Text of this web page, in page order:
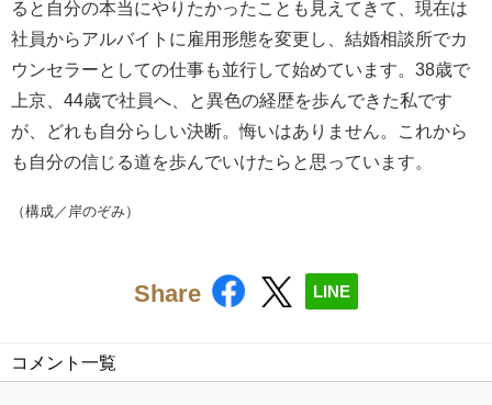
ると自分の本当にやりたかったことも見えてきて、現在は
社員からアルバイトに雇用形態を変更し、結婚相談所でカ
ウンセラーとしての仕事も並行して始めています。38歳で
上京、44歳で社員へ、と異色の経歴を歩んできた私です
が、どれも自分らしい決断。悔いはありません。これから
も自分の信じる道を歩んでいけたらと思っています。
（構成／岸のぞみ）
Share LINE
コメント一覧